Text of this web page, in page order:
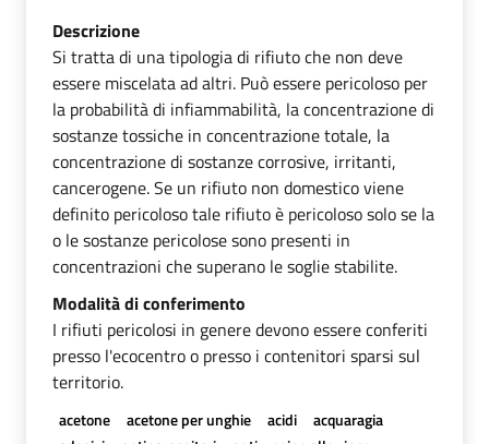
Descrizione
Si tratta di una tipologia di rifiuto che non deve
essere miscelata ad altri. Può essere pericoloso per
la probabilità di infiammabilità, la concentrazione di
sostanze tossiche in concentrazione totale, la
concentrazione di sostanze corrosive, irritanti,
cancerogene. Se un rifiuto non domestico viene
definito pericoloso tale rifiuto è pericoloso solo se la
o le sostanze pericolose sono presenti in
concentrazioni che superano le soglie stabilite.
Modalità di conferimento
I rifiuti pericolosi in genere devono essere conferiti
presso l'ecocentro o presso i contenitori sparsi sul
territorio.
acetone acetone per unghie acidi
acquaragia